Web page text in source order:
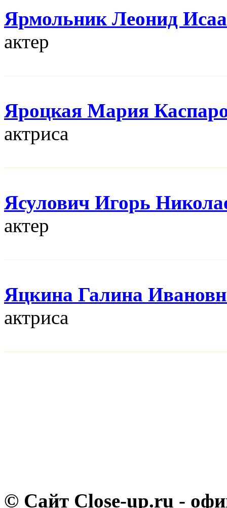
Ярмольник Леонид
актер
Яроцкая Мария
актриса
Ясулович Игорь
актер
Яцкина Галина
актриса
© Сайт Close-up.ru -